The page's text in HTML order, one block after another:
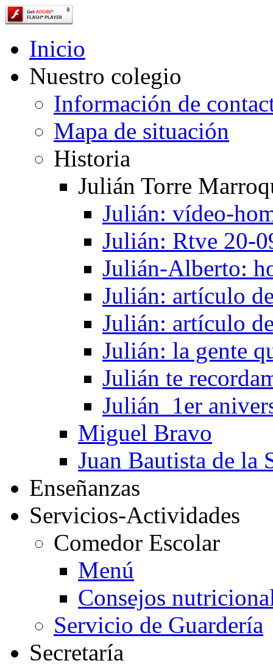
Inicio
Nuestro colegio
Información de
Mapa de situación
Historia
Julián Torre
Julián: vídeo-
Julián: Rtve 20-
Julián-Alberto:
Julián: artículo
Julián: artículo
Julián: la gente
Julián te
Julián_1er
Miguel Bravo
Juan Bautista de la
Enseñanzas
Servicios-Actividades
Comedor Escolar
Menú
Consejos
Servicio de Guardería
Secretaría